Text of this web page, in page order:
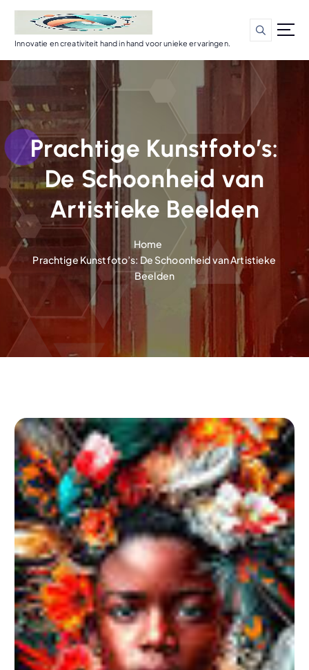
d
n
Innovatie en creativiteit hand in hand voor unieke ervaringen.
Prachtige Kunstfoto’s:
De Schoonheid van
Artistieke Beelden
Home
Prachtige Kunstfoto’s: De Schoonheid van Artistieke
Beelden